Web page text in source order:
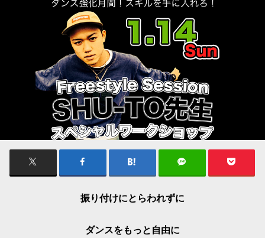
振り付けにとらわれずに
ダンスをもっと自由に